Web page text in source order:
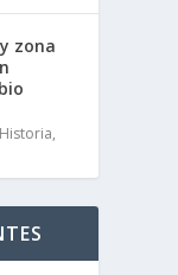
zona
Historia,